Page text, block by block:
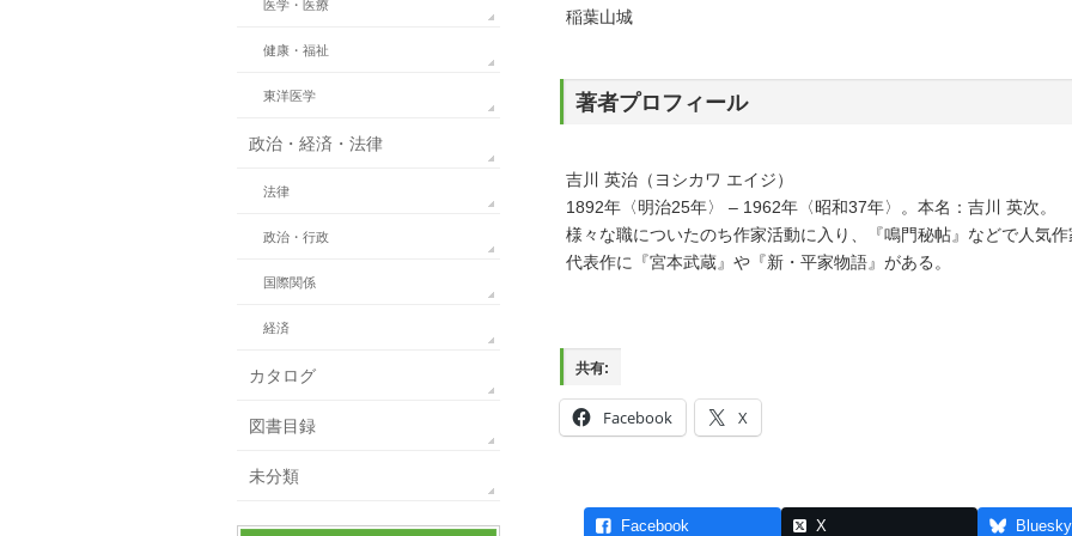
稲葉山城
著者プロフィール
吉川 英治（ヨシカワ エイジ）
1892年〈明治25年〉 – 1962年〈昭和37年〉。本名：吉川 英次。
様々な職についたのち作家活動に入り、『鳴門秘帖』などで人気作
代表作に『宮本武蔵』や『新・平家物語』がある。
共有:
Facebook X
Facebook X Bluesky
医学・医療
健康・福祉
東洋医学
政治・経済・法律
法律
政治・行政
国際関係
経済
カタログ
図書目録
未分類